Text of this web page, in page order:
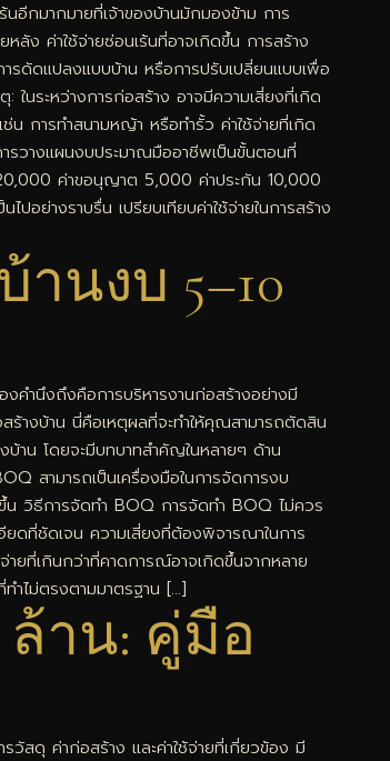
อีกมากมายที่เจ้าของบ้านมักมองข้าม การ
ลัง ค่าใช้จ่ายซ่อนเร้นที่อาจเกิดขึ้น การสร้าง
ารดัดแปลงแบบบ้าน หรือการปรับเปลี่ยนแบบเพื่อ
นระหว่างการก่อสร้าง อาจมีความเสี่ยงที่เกิด
การทำสนามหญ้า หรือทำรั้ว ค่าใช้จ่ายที่เกิด
รวางแผนงบประมาณมืออาชีพเป็นขั้นตอนที่
20,000 ค่าขอนุญาต 5,000 ค่าประกัน 10,000
อย่างราบรื่น เปรียบเทียบค่าใช้จ่ายในการสร้าง
นงบ 5–10
คำนึงถึงคือการบริหารงานก่อสร้างอย่างมี
ร้างบ้าน นี่คือเหตุผลที่จะทำให้คุณสามารถตัดสิน
บ้าน โดยจะมีบทบาทสำคัญในหลายๆ ด้าน
สามารถเป็นเครื่องมือในการจัดการงบ
ขึ้น วิธีการจัดทำ BOQ การจัดทำ BOQ ไม่ควร
ยดที่ชัดเจน ความเสี่ยงที่ต้องพิจารณาในการ
ยที่เกินกว่าที่คาดการณ์อาจเกิดขึ้นจากหลาย
ำไม่ตรงตามมาตรฐาน […]
ล้าน: คู่มือ
สดุ ค่าก่อสร้าง และค่าใช้จ่ายที่เกี่ยวข้อง มี